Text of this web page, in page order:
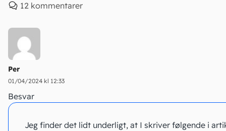
12 kommentarer
Per
01/04/2024 kl 12:33
Besvar
Jeg finder det lidt underligt, at I skriver følgende i